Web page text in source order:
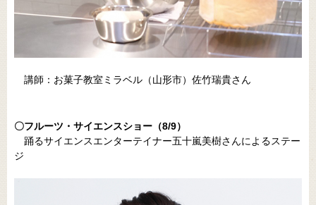
講師：お菓子教室ミラベル（山形市）佐竹瑞貴さん
〇フルーツ・サイエンスショー（8/9）
踊るサイエンスエンターテイナー五十嵐美樹さんによるステー
ジ